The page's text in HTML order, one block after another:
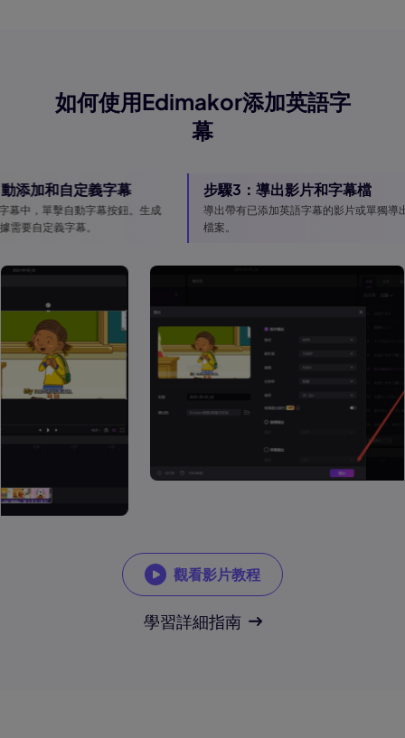
如何使用Edimakor添加英語字
幕
自定義字幕
自動字幕按鈕。生成
字幕。
步驟3：導出影片和字幕檔
導出帶有已添加英語字幕的影片或單獨導出字幕
觀看影片教程
學習詳細指南